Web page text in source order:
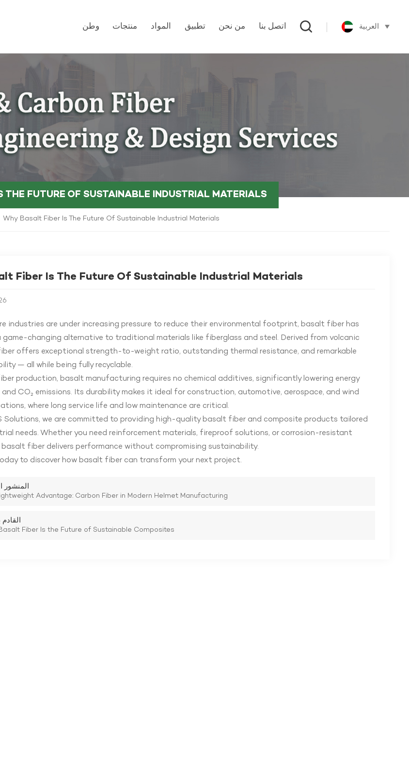
وطن منتجات المواد تطبيق من نحن اتصل بنا العربية
THE FUTURE OF SUSTAINABLE INDUSTRIAL MATERIALS
Why Basalt Fiber Is The Future Of Sustainable Industrial Materials
Fiber Is The Future Of Sustainable Industrial Materials
industries are under increasing pressure to reduce their environmental footprint, basalt fiber has
game-changing alternative to traditional materials like fiberglass and steel. Derived from volcanic
offers exceptional strength-to-weight ratio, outstanding thermal resistance, and remarkable
— all while being fully recyclable.
production, basalt manufacturing requires no chemical additives, significantly lowering energy
CO₂ emissions. Its durability makes it ideal for construction, automotive, aerospace, and wind
where long service life and low maintenance are critical.
Solutions, we are committed to providing high-quality basalt fiber and composite products tailored
needs. Whether you need reinforcement materials, fireproof solutions, or corrosion-resistant
fiber delivers performance without compromising sustainability.
to discover how basalt fiber can transform your next project.
المنشور
Advantage: Carbon Fiber in Modern Helmet Manufacturing
Fiber Is the Future of Sustainable Composites